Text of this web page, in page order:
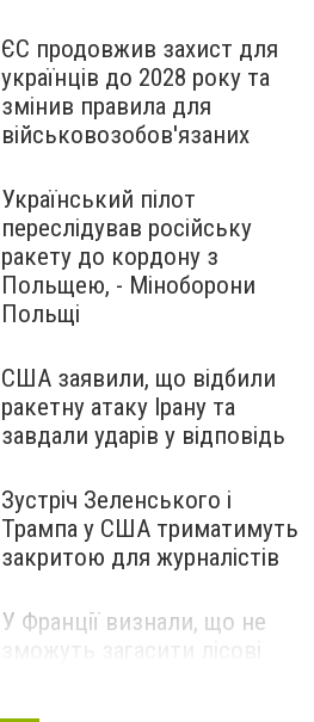
ЄС продовжив захист для
українців до 2028 року та
змінив правила для
військовозобов'язаних
Український пілот
переслідував російську
ракету до кордону з
Польщею, - Міноборони
Польщі
США заявили, що відбили
ракетну атаку Ірану та
завдали ударів у відповідь
Зустріч Зеленського і
Трампа у США триматимуть
закритою для журналістів
У Франції визнали, що не